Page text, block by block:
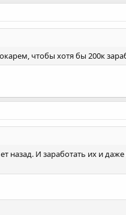
чтобы хотя бы 200к
назад. И заработать их и